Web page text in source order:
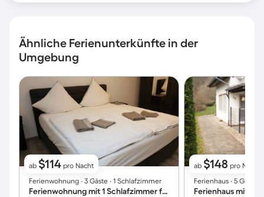
Ähnliche Ferienunterkünfte in der
Umgebung
ab $114 pro Nacht
Ferienwohnung ∙ 3 Gäste ∙ 1 Schlafzimmer
Ferienwohnung mit 1 Schlafzimmer für 3 Personen
ab $148 pro Nacht
Ferienhaus ∙ 5 Gäste